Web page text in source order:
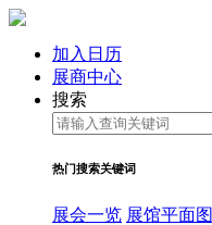
加入日历
展商中心
搜索
热门搜索关键词
展会一览 展馆平面图